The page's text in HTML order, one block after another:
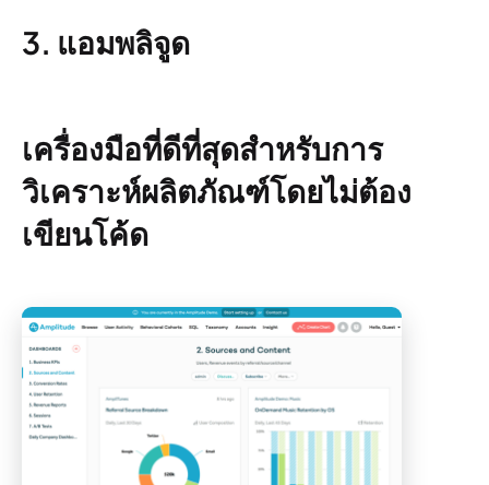
3. แอมพลิจูด
เครื่องมือที่ดีที่สุดสำหรับการ
วิเคราะห์ผลิตภัณฑ์โดยไม่ต้อง
เขียนโค้ด